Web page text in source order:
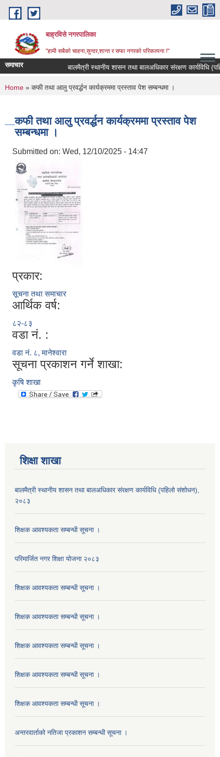
Skip to main content
बाह्रविसे नगरपालिका
"हामी सबैकाे चाहना,सुन्दर,शान्त र सफा नगरकाे परिकल्पना !"
समाचार बालमैत्री स्थानीय शासन तथा बालअधिकार संरक्षण कार्यविधि
You are here
Home » कफी तथा आलु प्रवर्द्धन कार्यक्रममा प्रस्ताव पेश सम्बन्धमा ।
कफी तथा आलु प्रवर्द्धन कार्यक्रममा प्रस्ताव पेश
सम्बन्धमा ।
Submitted on: Wed, 12/10/2025 - 14:47
प्रकार:
सूचना तथा समाचार
आर्थिक वर्ष:
८२-८३
वडा नं. :
वडा नं. ८, मानेश्वारा
सूचना प्रकाशन गर्ने शाखा:
कृषि शाखा
शिक्षा शाखा
बालमैत्री स्थानीय शासन तथा बालअधिकार संरक्षण कार्यविधि (पहिलो संशोधन),
२०८३
शिक्षक आवश्यकता सम्बन्धी सूचना ।
परिमार्जित नगर शिक्षा योजना २०८३
शिक्षक आवश्यकता सम्बन्धी सूचना ।
शिक्षक आवश्यकता सम्बन्धी सूचना ।
शिक्षक आवश्यकता सम्बन्धी सूचना ।
शिक्षक आवश्यकता सम्बन्धी सूचना ।
शिक्षक आवश्यकता सम्बन्धी सूचना ।
अन्तरवार्ताको नतिजा प्रकाशन सम्बन्धी सूचना ।